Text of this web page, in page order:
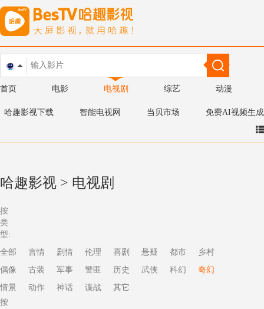
首页 电影 电视剧 综艺 动漫
哈趣影视下载 智能电视网 当贝市场 免费AI视频生成
哈趣影视 > 电视剧
按
类
型:
全部
言情 剧情 伦理 喜剧 悬疑 都市
乡村
偶像
古装 军事 警匪 历史 武侠 科幻
奇幻
情景
动作 神话 谍战
其它
按